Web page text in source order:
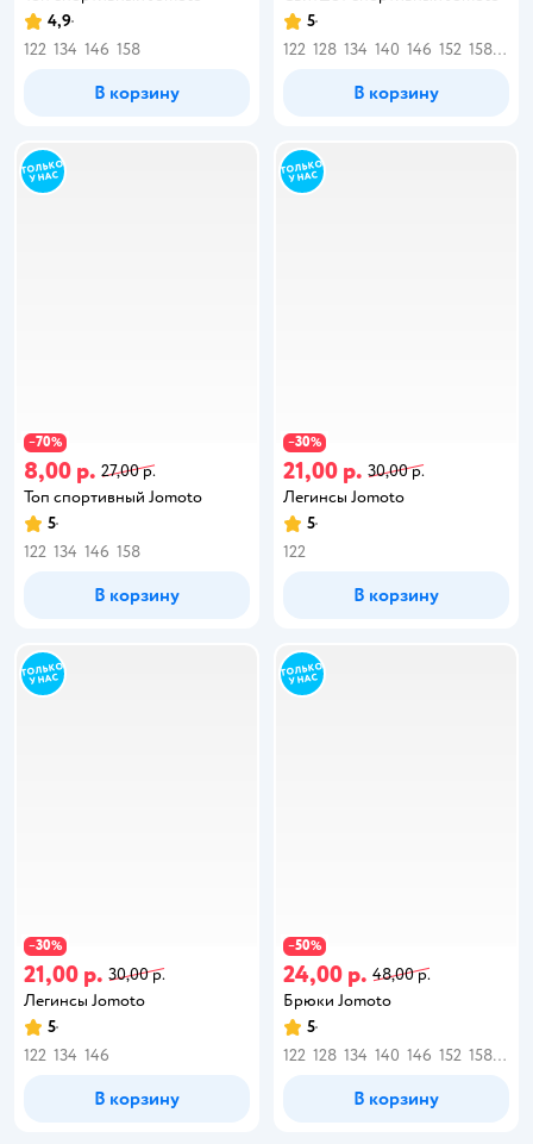
4,9
122 134 146 158
В корзину
5
122 128 134 140 146 152 158 164
В корзину
−70%
8,00 р. 27,00 р.
Топ спортивный Jomoto
5
122 134 146 158
В корзину
−30%
21,00 р. 30,00 р.
Легинсы Jomoto
5
122
В корзину
−30%
21,00 р. 30,00 р.
Легинсы Jomoto
5
122 134 146
В корзину
−50%
24,00 р. 48,00 р.
Брюки Jomoto
5
122 128 134 140 146 152 158 164
В корзину